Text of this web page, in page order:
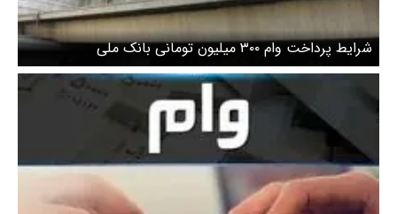
شرایط پرداخت وام ۳۰۰ میلیون تومانی بانک ملی